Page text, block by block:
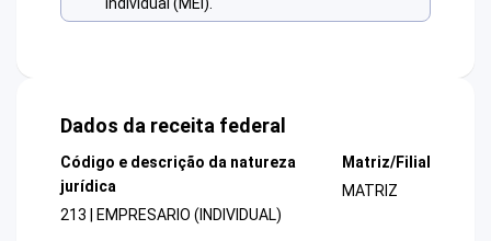
Dados da receita federal
Código e descrição da natureza
jurídica
213 | EMPRESARIO (INDIVIDUAL)
Matriz/Filial
MATRIZ